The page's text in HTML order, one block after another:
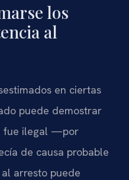
los
al
en ciertas
puede demostrar
fue ilegal —por
de causa probable
arresto puede